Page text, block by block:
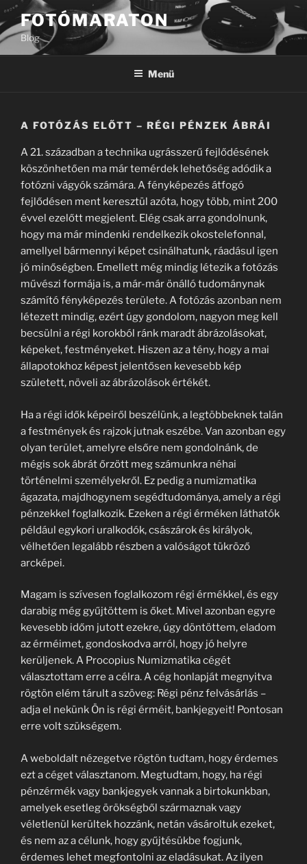
Tartalomhoz
FOTÓMARATON
Blog
Menü
A FOTÓZÁS ELŐTT – RÉGI PÉNZEK ÁBRÁI
A 21. században a technika ugrásszerű fejlődésének
köszönhetően ma már temérdek lehetőség adódik a
fotózni vágyók számára. A fényképezés átfogó
fejlődésen ment keresztül azóta, hogy több, mint 200
évvel ezelőtt megjelent. Elég csak arra gondolnunk,
hogy ma már mindenki rendelkezik okostelefonnal,
amellyel bármennyi képet csinálhatunk, ráadásul igen
jó minőségben. Emellett még mindig létezik a fotózás
művészi formája is, a már-már önálló tudománynak
számító fényképezés területe. A fotózás azonban nem
létezett mindig, ezért úgy gondolom, nagyon meg kell
becsülni a régi korokból ránk maradt ábrázolásokat,
képeket, festményeket. Hiszen az a tény, hogy a mai
állapotokhoz képest jelentősen kevesebb kép
született, növeli az ábrázolások értékét.
Ha a régi idők képeiről beszélünk, a legtöbbeknek talán
a festmények és rajzok jutnak eszébe. Van azonban egy
olyan terület, amelyre elsőre nem gondolnánk, de
mégis sok ábrát őrzött meg számunkra néhai
történelmi személyekről. Ez pedig a numizmatika
ágazata, majdhogynem segédtudománya, amely a régi
pénzekkel foglalkozik. Ezeken a régi érméken láthatók
például egykori uralkodók, császárok és királyok,
vélhetően legalább részben a valóságot tükröző
arcképei.
Magam is szívesen foglalkozom régi érmékkel, és egy
darabig még gyűjtöttem is őket. Mivel azonban egyre
kevesebb időm jutott ezekre, úgy döntöttem, eladom
az érméimet, gondoskodva arról, hogy jó helyre
kerüljenek. A Procopius Numizmatika cégét
választottam erre a célra. A cég honlapját megnyitva
rögtön elém tárult a szöveg: Régi pénz felvásárlás –
adja el nekünk Ön is régi érméit, bankjegyeit! Pontosan
erre volt szükségem.
A weboldalt nézegetve rögtön tudtam, hogy érdemes
ezt a céget választanom. Megtudtam, hogy, ha régi
pénzérmék vagy bankjegyek vannak a birtokunkban,
amelyek esetleg örökségből származnak vagy
véletlenül kerültek hozzánk, netán vásároltuk ezeket,
és nem az a célunk, hogy gyűjtésükbe fogjunk,
érdemes lehet megfontolni az eladásukat. Az ilyen